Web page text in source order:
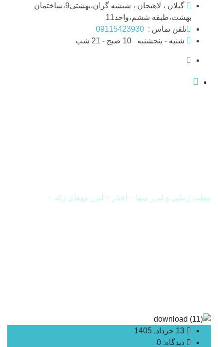
content
گیلان ، لاهیجان ، شیشه گران،بهشتی9،ساختمان
بهشت،طبقه ششم،واحد11
تلفن تماس : 09115423930
شنبه - پنجشنبه
مطب زیبایی و لیزر میها اخبار لیزر موهای زائد
دیدگاه: 0